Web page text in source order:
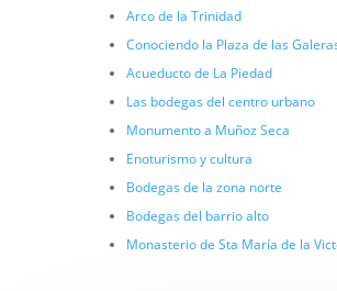
Arco de la Trinidad
Conociendo la Plaza de las
Acueducto de La Piedad
Las bodegas del centro urbano
Monumento a Muñoz Seca
Enoturismo y cultura
Bodegas de la zona norte
Bodegas del barrio alto
Monasterio de Sta María de la